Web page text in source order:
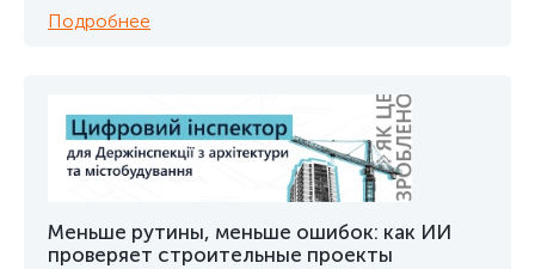
Подробнее
Меньше рутины, меньше ошибок: как ИИ
проверяет строительные проекты